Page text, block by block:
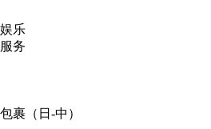
乐
务
裹（日-中）